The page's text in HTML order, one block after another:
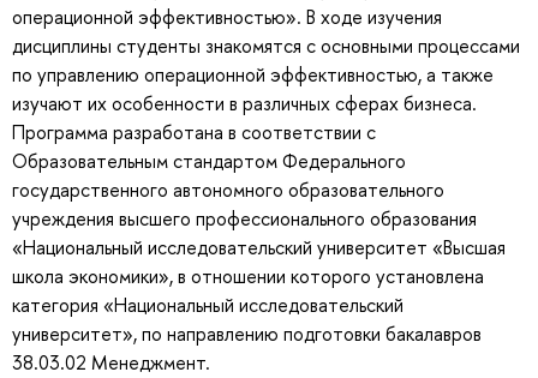
операционной эффективностью». В ходе изучения
дисциплины студенты знакомятся с основными процессами
по управлению операционной эффективностью, а также
изучают их особенности в различных сферах бизнеса.
Программа разработана в соответствии с
Образовательным стандартом Федерального
государственного автономного образовательного
учреждения высшего профессионального образования
«Национальный исследовательский университет «Высшая
школа экономики», в отношении которого установлена
категория «Национальный исследовательский
университет», по направлению подготовки бакалавров
38.03.02 Менеджмент.